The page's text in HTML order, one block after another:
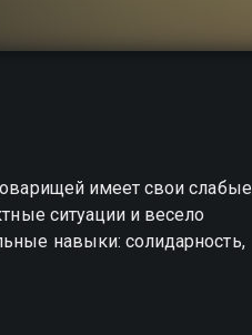
имеет свои слабые
ситуации и весело
навыки: солидарность,
в хорошем HD